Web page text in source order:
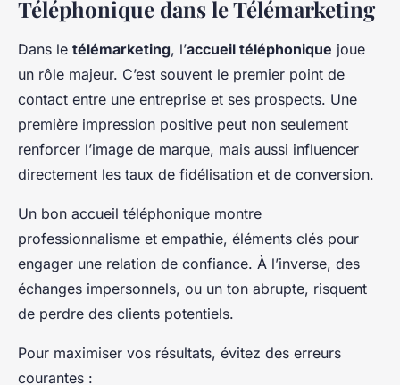
Téléphonique dans le Télémarketing
Dans le télémarketing, l’accueil téléphonique joue
un rôle majeur. C’est souvent le premier point de
contact entre une entreprise et ses prospects. Une
première impression positive peut non seulement
renforcer l’image de marque, mais aussi influencer
directement les taux de fidélisation et de conversion.
Un bon accueil téléphonique montre
professionnalisme et empathie, éléments clés pour
engager une relation de confiance. À l’inverse, des
échanges impersonnels, ou un ton abrupte, risquent
de perdre des clients potentiels.
Pour maximiser vos résultats, évitez des erreurs
courantes :